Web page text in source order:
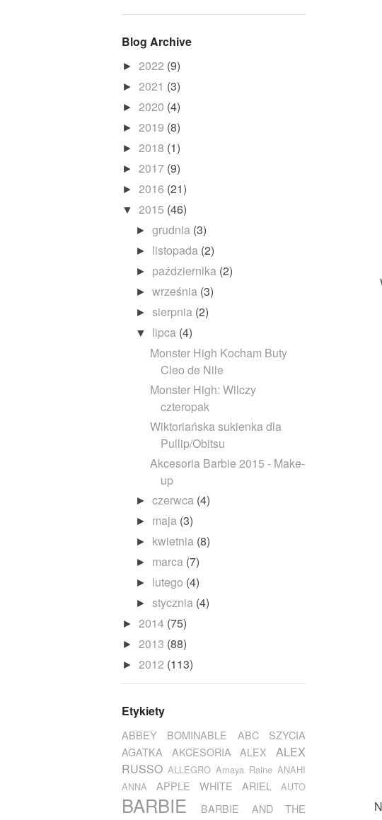
Blog Archive
► 2022 (9)
► 2021 (3)
► 2020 (4)
► 2019 (8)
► 2018 (1)
► 2017 (9)
► 2016 (21)
▼ 2015 (46)
►grudnia (3)
► listopada (2)
► października (2)
►września (3)
►sierpnia (2)
▼ lipca (4)
Monster High Kocham Buty
Cleo de Nile
Monster High: Wilczy
czteropak
Wiktoriańska sukienka dla
Pullip/Obitsu
Akcesoria Barbie 2015 - Make-
up
►czerwca (4)
► maja (3)
► kwietnia (8)
► marca (7)
► lutego (4)
►stycznia (4)
► 2014 (75)
► 2013 (88)
► 2012 (113)
Etykiety
ABBEY BOMINABLE
ABC SZYCIA
AGATKA
AKCESORIA ALEX
ALEX
RUSSO ALLEGRO Amaya Raine ANAHI
ANNA
APPLE WHITE ARIEL AUTO
BARBIE
BARBIE AND THE